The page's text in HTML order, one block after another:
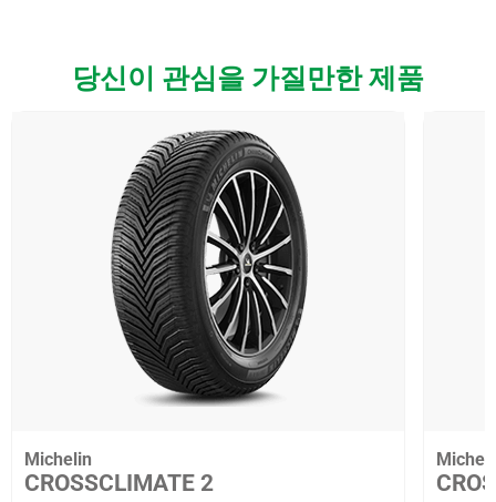
당신이 관심을 가질만한 제품
Michelin
CROSSCLIMATE 2